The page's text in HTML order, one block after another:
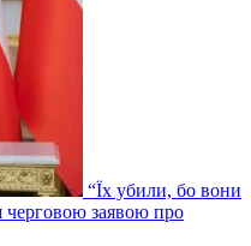
“Їх убили, бо вони
черговою заявою про